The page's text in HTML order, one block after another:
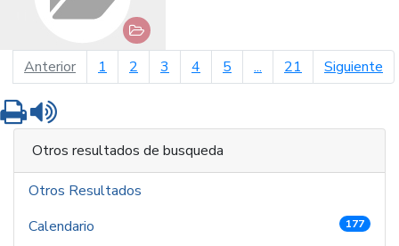
Anteriorpágina anterior
1 2 3 4 5 ... 21 Siguiente
Imprimir
Otros resultados de busqueda
Otros Resultados
Calendario
177